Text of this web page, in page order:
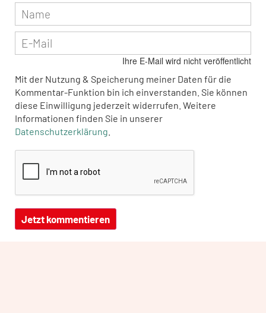
Ihre E-Mail wird nicht veröffentlicht
Mit der Nutzung & Speicherung meiner Daten für die
Kommentar-Funktion bin ich einverstanden. Sie können
diese Einwilligung jederzeit widerrufen. Weitere
Informationen finden Sie in unserer
Datenschutzerklärung